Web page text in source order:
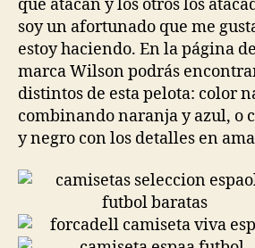
que atacan y los otros los
soy un afortunado que me
estoy haciendo. En la página
marca Wilson podrás
distintos de esta pelota: color
combinando naranja y azul, o
y negro con los detalles en